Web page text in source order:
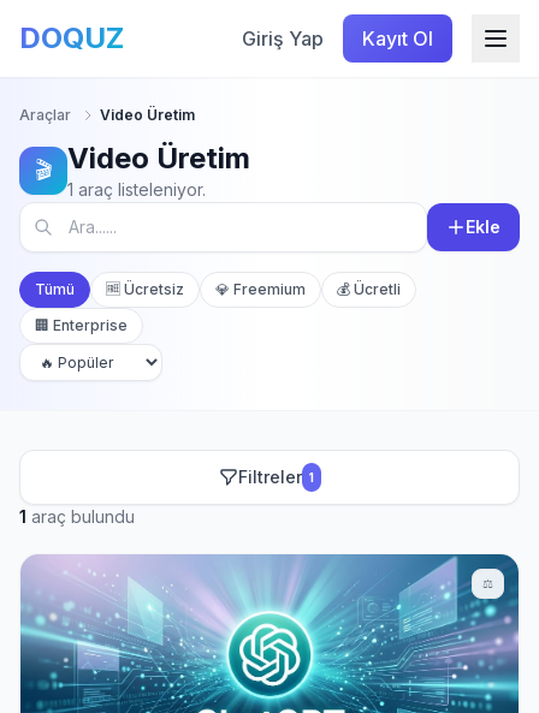
DOQUZ Giriş Yap Kayıt Ol
Araçlar Video Üretim
🎬 Video Üretim
1 araç listeleniyor.
Ekle
Tümü 🆓 Ücretsiz 💎 Freemium
💰 Ücretli
🏢 Enterprise
Filtreler 1
1 araç bulundu
⚖️